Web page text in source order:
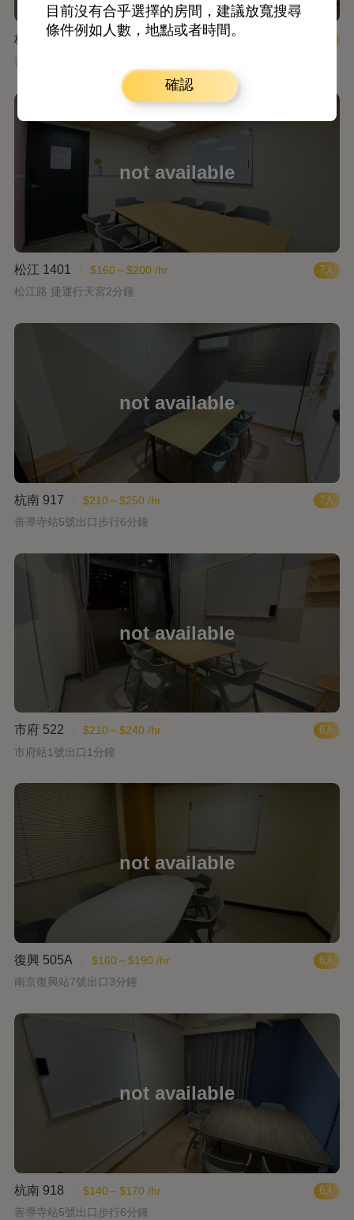
杭南 919
$210～$250 /hr
善導寺站5號出口步行6分鐘
7人
松江 1401
$160～$200 /hr
松江路 捷運行天宮2分鐘
7人
杭南 917
$210～$250 /hr
善導寺站5號出口步行6分鐘
6人
市府 522
$210～$240 /hr
市府站1號出口1分鐘
6人
復興 505A
$160～$190 /hr
南京復興站7號出口3分鐘
6人
杭南 918
$140～$170 /hr
善導寺站5號出口步行6分鐘
目前沒有合乎選擇的房間，建議放寬搜尋
條件例如人數，地點或者時間。
確認